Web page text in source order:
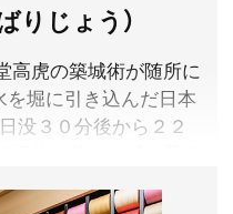
りじょう）
高虎の築城術が随所に
を堀に引き込んだ日本
没３０分後から２２